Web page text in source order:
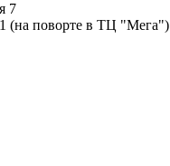
7
(на поворте в ТЦ "Мега")